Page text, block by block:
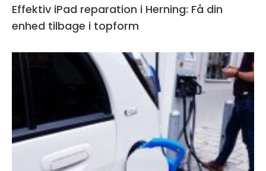
Effektiv iPad reparation i Herning: Få din
enhed tilbage i topform